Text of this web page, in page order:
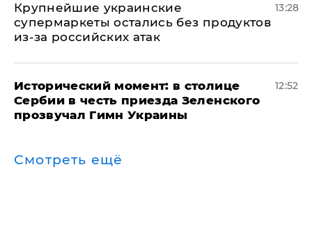
Крупнейшие украинские
супермаркеты остались без продуктов
из-за российских атак
13:28
Исторический момент: в столице
Сербии в честь приезда Зеленского
прозвучал Гимн Украины
12:52
Смотреть ещё